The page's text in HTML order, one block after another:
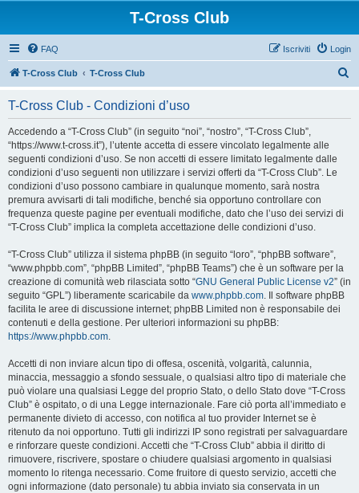
T-Cross Club
FAQ Login
Iscriviti
T-Cross Club T-Cross Club
T-Cross Club - Condizioni d’uso
Accedendo a “T-Cross Club” (in seguito “noi”, “nostro”, “T-Cross Club”,
“https://www.t-cross.it”), l’utente accetta di essere vincolato legalmente alle
seguenti condizioni d’uso. Se non accetti di essere limitato legalmente dalle
condizioni d’uso seguenti non utilizzare i servizi offerti da “T-Cross Club”. Le
condizioni d’uso possono cambiare in qualunque momento, sarà nostra
premura avvisarti di tali modifiche, benché sia opportuno controllare con
frequenza queste pagine per eventuali modifiche, dato che l’uso dei servizi di
“T-Cross Club” implica la completa accettazione delle condizioni d’uso.
“T-Cross Club” utilizza il sistema phpBB (in seguito “loro”, “phpBB software”,
“www.phpbb.com”, “phpBB Limited”, “phpBB Teams”) che è un software per la
creazione di comunità web rilasciata sotto “GNU General Public License v2” (in
seguito “GPL”) liberamente scaricabile da www.phpbb.com. Il software phpBB
facilita le aree di discussione internet; phpBB Limited non è responsabile dei
contenuti e della gestione. Per ulteriori informazioni su phpBB:
https://www.phpbb.com.
Accetti di non inviare alcun tipo di offesa, oscenità, volgarità, calunnia,
minaccia, messaggio a sfondo sessuale, o qualsiasi altro tipo di materiale che
può violare una qualsiasi Legge del proprio Stato, o dello Stato dove “T-Cross
Club” è ospitato, o di una Legge internazionale. Fare ciò porta all’immediato e
permanente divieto di accesso, con notifica al tuo provider Internet se è
ritenuto da noi opportuno. Tutti gli indirizzi IP sono registrati per salvaguardare
e rinforzare queste condizioni. Accetti che “T-Cross Club” abbia il diritto di
rimuovere, riscrivere, spostare o chiudere qualsiasi argomento in qualsiasi
momento lo ritenga necessario. Come fruitore di questo servizio, accetti che
ogni informazione (dato personale) tu abbia inviato sia conservata in un